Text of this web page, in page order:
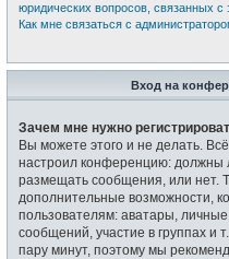
юридических вопросов, связанных с
Как мне связаться с
Вход на
Зачем мне нужно
Вы можете этого и не делать.
настроил конференцию: должны
размещать сообщения, или нет.
дополнительные возможности,
пользователям: аватары,
сообщений, участие в группах и
пару минут, поэтому мы